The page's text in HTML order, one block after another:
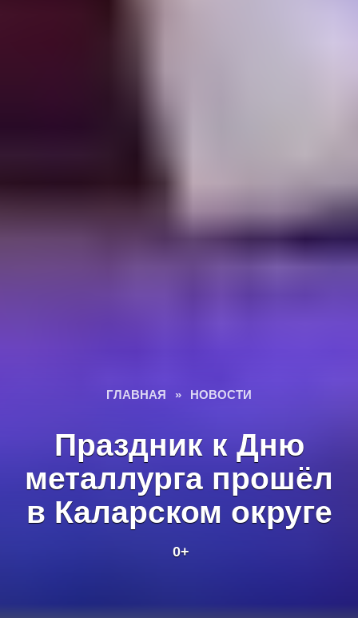
ГЛАВНАЯ » НОВОСТИ
Праздник к Дню
металлурга прошёл
в Каларском округе
0+